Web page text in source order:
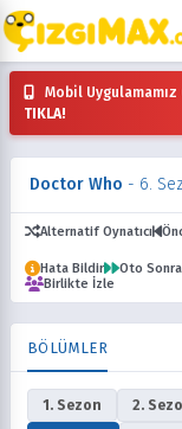
Mobil
TIKLA!
Doctor Who - 6.
Alternatif Oynatıcı
Hata Bildir Oto
Birlikte İzle
BÖLÜMLER
1. Sezon 2.